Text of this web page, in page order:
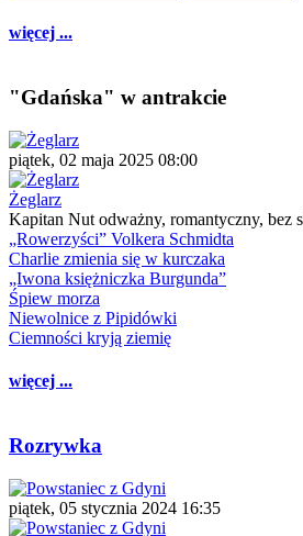
więcej ...
"Gdańska" w antrakcie
piątek, 02 maja 2025 08:00
Żeglarz
Kapitan Nut odważny, romantyczny, bez
„Rowerzyści” Volkera Schmidta
Charlie zmienia się w kurczaka
„Iwona księżniczka Burgunda”
Śpiew morza
Niewolnice z Pipidówki
Ciemności kryją ziemię
więcej ...
Rozrywka
piątek, 05 stycznia 2024 16:35